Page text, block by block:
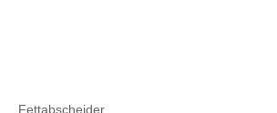
Fettabscheider